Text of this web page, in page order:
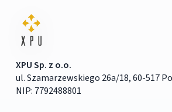
XPU Sp. z o.o.
ul. Szamarzewskiego 26a/18, 60-517
NIP: 7792488801